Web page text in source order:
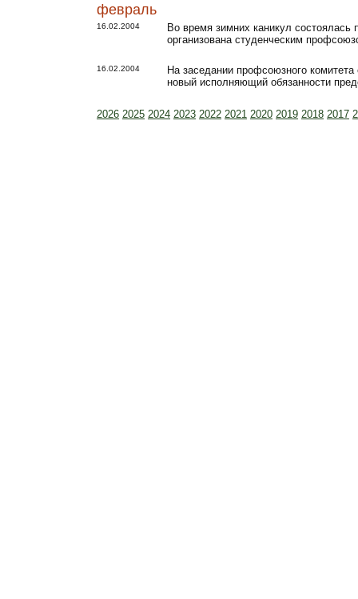
февраль
16.02.2004
Во время зимних каникул состоялась
организована студенческим
16.02.2004
На заседании профсоюзного
новый исполняющий обязанности
2026 2025 2024 2023 2022 2021 2020 2019 2018 2017